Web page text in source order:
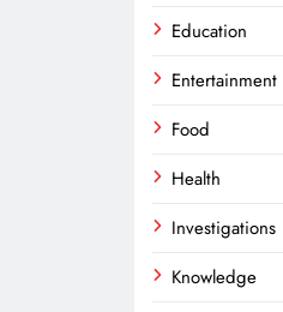
Education
Entertainment
Food
Health
Investigations
Knowledge